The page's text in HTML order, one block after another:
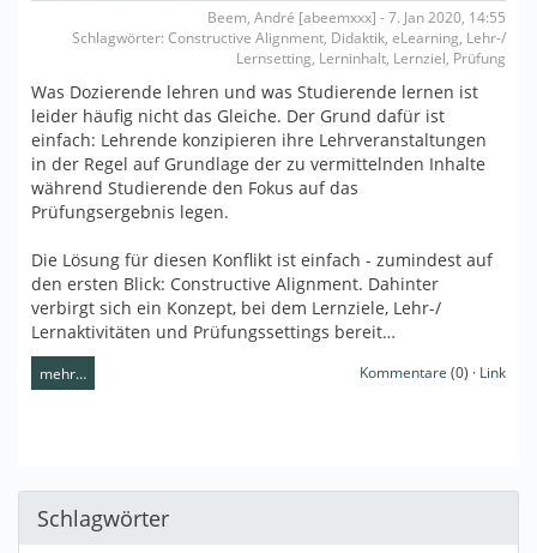
Beem, André [abeemxxx] - 7. Jan 2020, 14:55
Schlagwörter: Constructive Alignment, Didaktik, eLearning, Lehr-/
Lernsetting, Lerninhalt, Lernziel, Prüfung
Was Dozierende lehren und was Studierende lernen ist
leider häufig nicht das Gleiche. Der Grund dafür ist
einfach: Lehrende konzipieren ihre Lehrveranstaltungen
in der Regel auf Grundlage der zu vermittelnden Inhalte
während Studierende den Fokus auf das
Prüfungsergebnis legen.
Die Lösung für diesen Konflikt ist einfach - zumindest auf
den ersten Blick: Constructive Alignment. Dahinter
verbirgt sich ein Konzept, bei dem Lernziele, Lehr-/
Lernaktivitäten und Prüfungssettings bereit…
mehr… Kommentare (0) · Link
Schlagwörter